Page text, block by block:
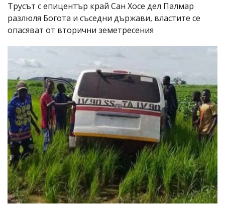
Трусът с епицентър край Сан Хосе дел Палмар
разлюля Богота и съседни държави, властите се
опасяват от вторични земетресения